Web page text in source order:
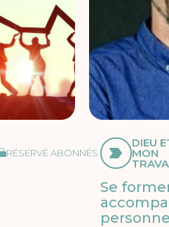
RÉSERVÉ ABONNÉS
DIEU
MON
Se